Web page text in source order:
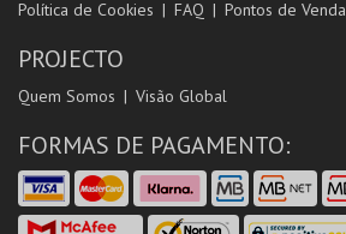
Política de Cookies
FAQ Pontos de Venda
PROJECTO
Quem Somos Visão Global
FORMAS DE PAGAMENTO: